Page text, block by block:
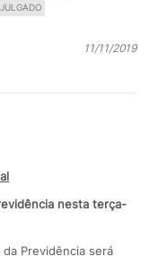
11/11/2019
nesta terça-
Previdência será